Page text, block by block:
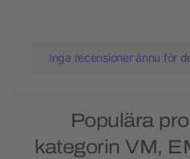
Inga recensioner ännu för
Populära
kategorin VM,